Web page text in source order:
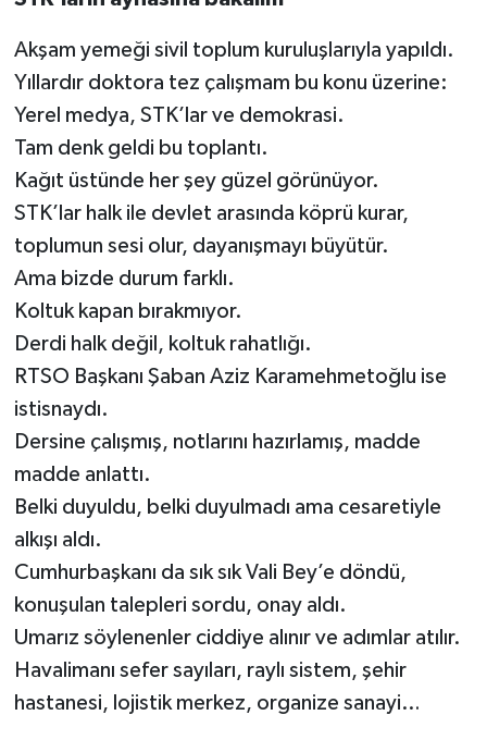
Akşam yemeği sivil toplum kuruluşlarıyla yapıldı.
Yıllardır doktora tez çalışmam bu konu üzerine:
Yerel medya, STK’lar ve demokrasi.
Tam denk geldi bu toplantı.
Kağıt üstünde her şey güzel görünüyor.
STK’lar halk ile devlet arasında köprü kurar,
toplumun sesi olur, dayanışmayı büyütür.
Ama bizde durum farklı.
Koltuk kapan bırakmıyor.
Derdi halk değil, koltuk rahatlığı.
RTSO Başkanı Şaban Aziz Karamehmetoğlu ise
istisnaydı.
Dersine çalışmış, notlarını hazırlamış, madde
madde anlattı.
Belki duyuldu, belki duyulmadı ama cesaretiyle
alkışı aldı.
Cumhurbaşkanı da sık sık Vali Bey’e döndü,
konuşulan talepleri sordu, onay aldı.
Umarız söylenenler ciddiye alınır ve adımlar atılır.
Havalimanı sefer sayıları, raylı sistem, şehir
hastanesi, lojistik merkez, organize sanayi…